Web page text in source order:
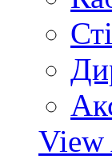
View